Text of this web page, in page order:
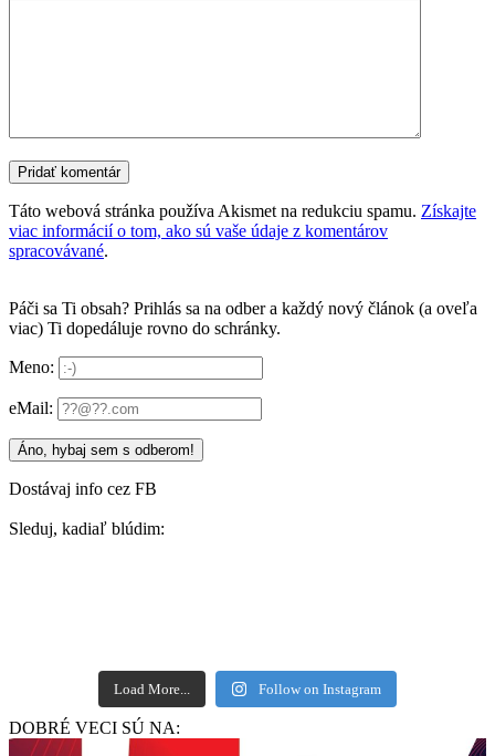
Táto webová stránka používa Akismet na redukciu spamu. Získajte
viac informácií o tom, ako sú vaše údaje z komentárov
spracovávané.
Páči sa Ti obsah? Prihlás sa na odber a každý nový článok (a oveľa
viac) Ti dopedáluje rovno do schránky.
Meno:
eMail:
Dostávaj info cez FB
Sleduj, kadiaľ blúdim:
Load More... Follow on Instagram
DOBRÉ VECI SÚ NA: